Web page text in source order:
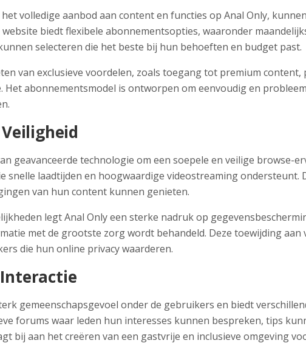
volledige aanbod aan content en functies op Anal Only,
biedt flexibele abonnementsopties, waaronder
selecteren die het beste bij hun behoeften en budget past.
van exclusieve voordelen, zoals toegang tot premium
Het abonnementsmodel is ontworpen om eenvoudig en
geavanceerde technologie om een soepele en veilige browse-
snelle laadtijden en hoogwaardige videostreaming
van hun content kunnen genieten.
legt Anal Only een sterke nadruk op
met de grootste zorg wordt behandeld. Deze toewijding
die hun online privacy waarderen.
gemeenschapsgevoel onder de gebruikers en biedt
forums waar leden hun interesses kunnen bespreken, tips
bij aan het creëren van een gastvrije en inclusieve omgeving